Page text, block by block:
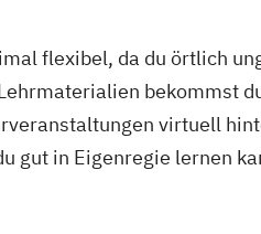
flexibel, da du örtlich
bekommst
virtuell
gut in Eigenregie lernen